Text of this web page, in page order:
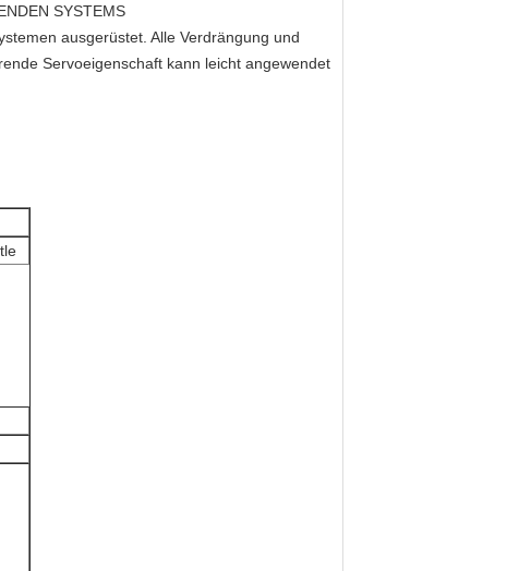
SYSTEMS
ausgerüstet. Alle Verdrängung und
Servoeigenschaft kann leicht angewendet